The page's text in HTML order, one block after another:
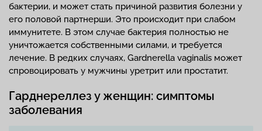
бактерии, и может стать причиной развития болезни у
его половой партнерши. Это происходит при слабом
иммунитете. В этом случае бактерия полностью не
уничтожается собственными силами, и требуется
лечение. В редких случаях, Gardnerella vaginalis может
спровоцировать у мужчины уретрит или простатит.
Гарднереллез у женщин: симптомы
заболевания